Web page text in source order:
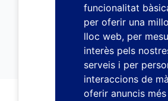
funcionalitat
per oferir una
lloc web, per
interès pels
serveis i per
interaccions de
oferir anuncis